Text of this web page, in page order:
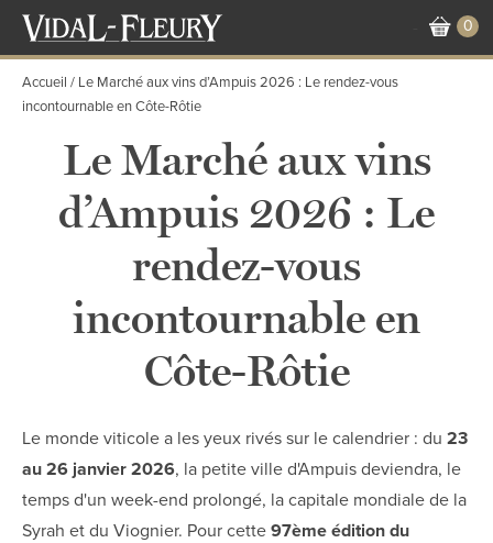
Aller
contenu
principal
0
Accueil
Le Marché aux vins d’Ampuis 2026 : Le rendez-vous
incontournable en Côte-Rôtie
Le Marché aux vins
d’Ampuis 2026 : Le
rendez-vous
incontournable en
Côte-Rôtie
Le monde viticole a les yeux rivés sur le calendrier : du 23
au 26 janvier 2026, la petite ville d'Ampuis deviendra, le
temps d'un week-end prolongé, la capitale mondiale de la
Syrah et du Viognier. Pour cette 97ème édition du